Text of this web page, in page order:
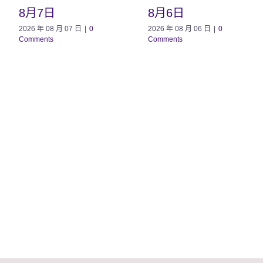
8月7日
2026 年 08 月 07 日
0
Comments
8月6日
2026 年 08 月 06 日
0
Comments